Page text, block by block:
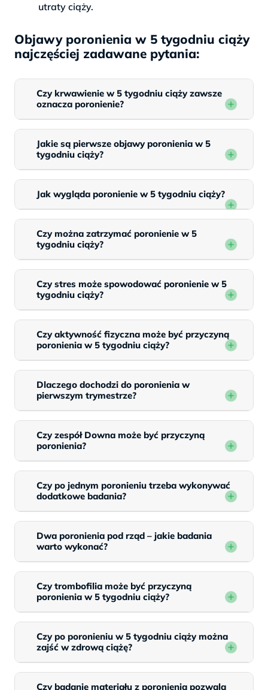
utraty ciąży.
Objawy poronienia w 5 tygodniu ciąży
najczęściej zadawane pytania:
Czy krwawienie w 5 tygodniu ciąży zawsze
oznacza poronienie?
Jakie są pierwsze objawy poronienia w 5
tygodniu ciąży?
Jak wygląda poronienie w 5 tygodniu ciąży?
Czy można zatrzymać poronienie w 5
tygodniu ciąży?
Czy stres może spowodować poronienie w 5
tygodniu ciąży?
Czy aktywność fizyczna może być przyczyną
poronienia w 5 tygodniu ciąży?
Dlaczego dochodzi do poronienia w
pierwszym trymestrze?
Czy zespół Downa może być przyczyną
poronienia?
Czy po jednym poronieniu trzeba wykonywać
dodatkowe badania?
Dwa poronienia pod rząd – jakie badania
warto wykonać?
Czy trombofilia może być przyczyną
poronienia w 5 tygodniu ciąży?
Czy po poronieniu w 5 tygodniu ciąży można
zajść w zdrową ciążę?
Czy badanie materiału z poronienia pozwala